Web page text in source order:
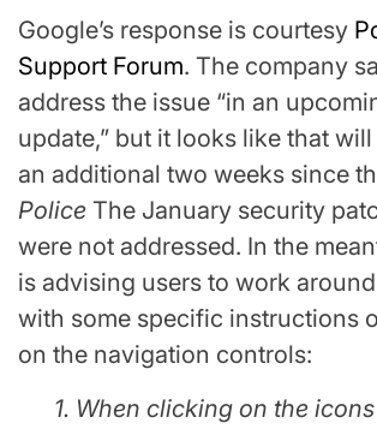
Google’s response is courtesy
Support Forum. The company
address the issue “in an
update,” but it looks like that
an additional two weeks since
Police The January security
were not addressed. In the
is advising users to work
with some specific instructions
on the navigation controls:
1. When clicking on the